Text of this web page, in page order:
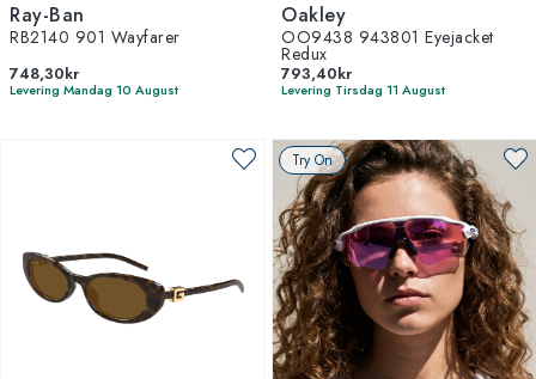
Ray-Ban
RB2140 901 Wayfarer
748,30kr
Levering Mandag 10 August
Oakley
OO9438 943801 Eyejacket
Redux
793,40kr
Levering Tirsdag 11 August
Try On